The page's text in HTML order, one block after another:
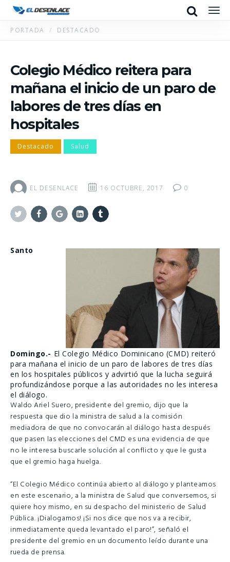
Search
PORTADA DESTACADO
Colegio Médico reitera para
mañana el inicio de un paro de
labores de tres días en
hospitales
Destacado Salud
EL DESENLACE 16 OCTUBRE, 2017 0
Santo
Domingo.- El Colegio Médico Dominicano (CMD) reiteró
para mañana el inicio de un paro de labores de tres días
en los hospitales públicos y advirtió que la lucha seguirá
profundizándose porque a las autoridades no les interesa
el diálogo.
Waldo Ariel Suero, presidente del gremio, dijo que la
respuesta que dio la ministra de salud a la comisión
mediadora de que no convocarán al diálogo hasta después
que pasen las elecciones del CMD es una evidencia de que
no le interesa buscarle solución al conflicto y que le gusta
que el gremio haga huelga.
“El Colegio Médico continúa abierto al diálogo y planteamos
en este escenario, a la ministra de Salud que conversemos, si
quiere hoy mismo, en su despacho del ministerio de Salud
Pública. ¡Dialogamos! ¡Si nos dice que nos va a recibir,
inmediatamente queda levantado el paro!”, señaló el
presidente del gremio en un documento leído durante una
rueda de prensa.